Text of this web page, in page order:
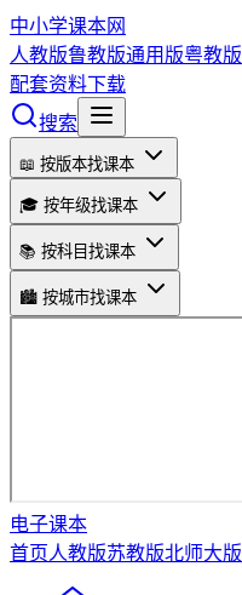
中小学课本网
人教版鲁教版通用版粤教版
配套资料下载
搜索
📖 按版本找课本
🎓 按年级找课本
📚 按科目找课本
🏙️ 按城市找课本
电子课本
首页人教版苏教版北师大版